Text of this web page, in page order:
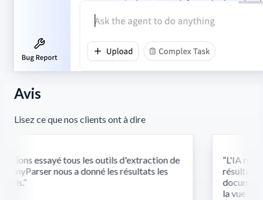
Avis
Lisez ce que nos clients ont à dire
essayé tous les outils d'extraction de
nous a donné les résultats les
L'IA
résultats
la vue et du